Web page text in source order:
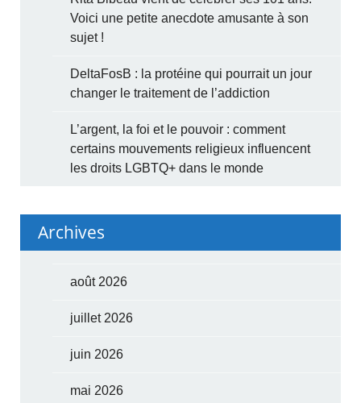
Voici une petite anecdote amusante à son
sujet !
DeltaFosB : la protéine qui pourrait un jour
changer le traitement de l’addiction
L’argent, la foi et le pouvoir : comment
certains mouvements religieux influencent
les droits LGBTQ+ dans le monde
Archives
août 2026
juillet 2026
juin 2026
mai 2026